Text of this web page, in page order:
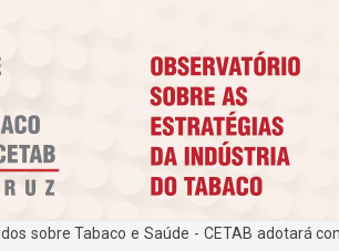
sobre Tabaco e Saúde - CETAB adotará